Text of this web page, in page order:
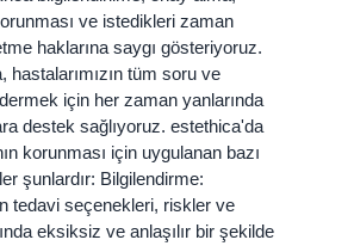
ve istedikleri zaman
haklarına saygı gösteriyoruz.
hastalarımızın tüm soru ve
için her zaman yanlarında
destek sağlıyoruz. estethica'da
korunması için uygulanan bazı
şunlardır: Bilgilendirme:
tedavi seçenekleri, riskler ve
eksiksiz ve anlaşılır bir şekilde